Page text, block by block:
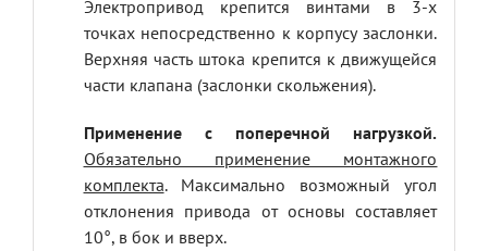
Электропривод крепится винтами в 3-х
точках непосредственно к корпусу заслонки.
Верхняя часть штока крепится к движущейся
части клапана (заслонки скольжения).
Применение с поперечной нагрузкой.
Обязательно применение монтажного
комплекта. Максимально возможный угол
отклонения привода от основы составляет
10°, в бок и вверх.